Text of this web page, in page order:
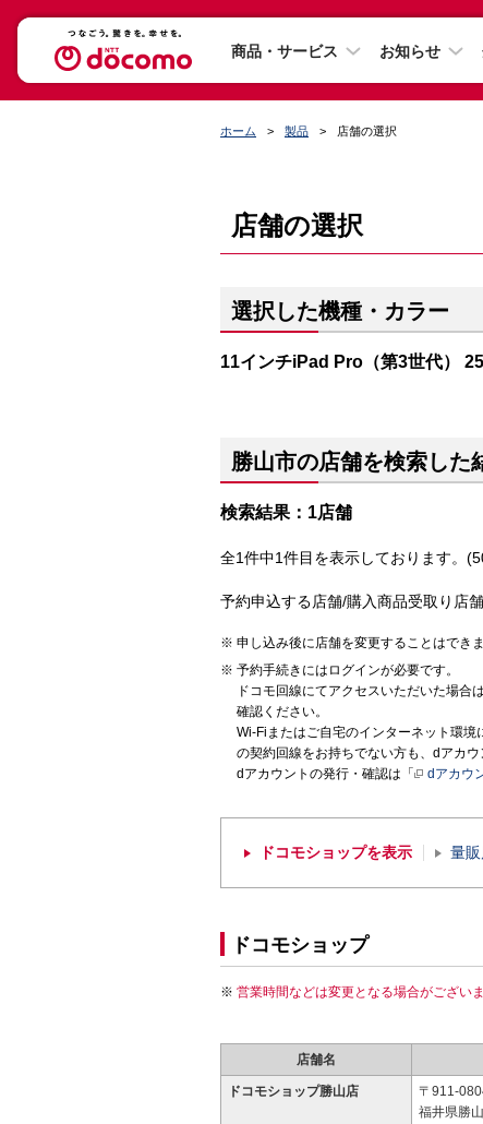
商品・サービス お知らせ
ホーム 製品 店舗の選択
店舗の選択
選択した機種・カラー
11インチiPad Pro（第3世代）
勝山市の店舗を検索した
検索結果：1店舗
全1件中1件目を表示しております。
予約申込する店舗/購入商品受取り店
申し込み後に店舗を変更することはできま
予約手続きにはログインが必要です。
ドコモ回線にてアクセスいただいた場合
確認ください。
Wi-Fiまたはご自宅のインターネット環
の契約回線をお持ちでない方も、dアカウ
dアカウントの発行・確認は「
dアカウ
ドコモショップを表示 量
ドコモショップ
営業時間などは変更となる場合がござい
店舗名
ドコモショップ勝山店
〒911-
福井県勝